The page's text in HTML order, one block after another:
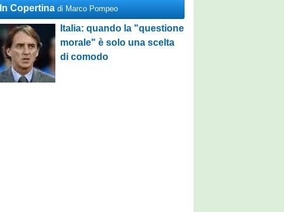
In Copertina di Marco Pompeo
Italia: quando la "questione
morale" è solo una scelta
di comodo